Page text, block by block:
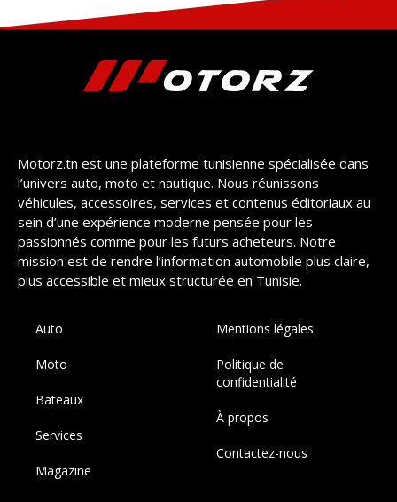
Motorz.tn est une plateforme tunisienne spécialisée dans
l’univers auto, moto et nautique. Nous réunissons
véhicules, accessoires, services et contenus éditoriaux au
sein d’une expérience moderne pensée pour les
passionnés comme pour les futurs acheteurs. Notre
mission est de rendre l’information automobile plus claire,
plus accessible et mieux structurée en Tunisie.
Auto
Moto
Bateaux
Services
Magazine
Mentions légales
Politique de
confidentialité
À propos
Contactez-nous